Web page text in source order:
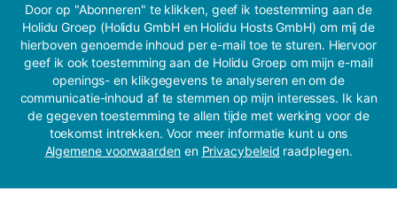
Door op "Abonneren" te klikken, geef ik toestemming aan de
Holidu Groep (Holidu GmbH en Holidu Hosts GmbH) om mij de
hierboven genoemde inhoud per e-mail toe te sturen. Hiervoor
geef ik ook toestemming aan de Holidu Groep om mijn e-mail
openings- en klikgegevens te analyseren en om de
communicatie-inhoud af te stemmen op mijn interesses. Ik kan
de gegeven toestemming te allen tijde met werking voor de
toekomst intrekken. Voor meer informatie kunt u ons
Algemene voorwaardenen Privacybeleid raadplegen.